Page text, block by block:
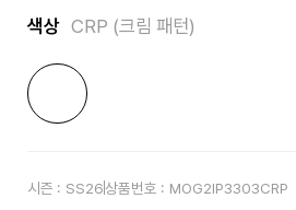
색상 CRP (크림 패턴)
시즌 : SS26상품번호 : MOG2IP3303CRP